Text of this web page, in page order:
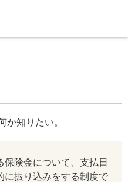
か知りたい。
険金について、支払日
に振り込みをする制度で